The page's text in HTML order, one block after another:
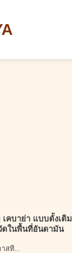
คบาย่า แบบดั้งเดิม
ดในพื้นที่อันดามัน
สที...